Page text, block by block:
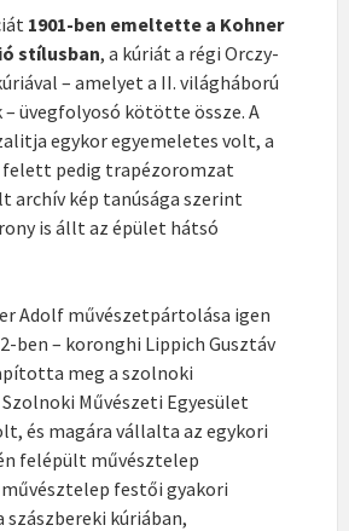
1901-ben emeltette a Kohner
stílusban, a kúriát a régi Orczy-
– amelyet a II. világháború
üvegfolyosó kötötte össze. A
egykor egyemeletes volt, a
pedig trapézoromzat
archív kép tanúsága szerint
is állt az épület hátsó
Adolf művészetpártolása igen
ben – koronghi Lippich Gusztáv
meg a szolnoki
Művészeti Egyesület
és magára vállalta az egykori
felépült művésztelep
festői gyakori
szászbereki kúriában,